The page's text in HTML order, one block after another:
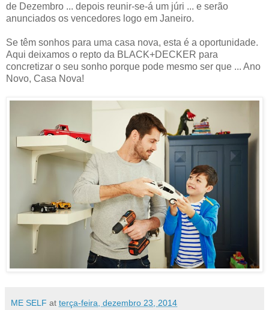
de Dezembro ... depois reunir-se-á um júri ... e serão
anunciados os vencedores logo em Janeiro.
Se têm sonhos para uma casa nova, esta é a oportunidade.
Aqui deixamos o repto da BLACK+DECKER para
concretizar o seu sonho porque pode mesmo ser que ... Ano
Novo, Casa Nova!
ME SELF at terça-feira, dezembro 23, 2014